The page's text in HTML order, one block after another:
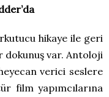
hikaye ile geri
dokunuş var. Antoloji
verici seslere
film yapımcılarına